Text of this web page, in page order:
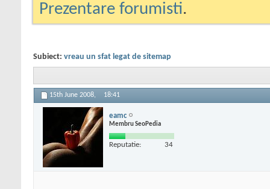
Prezentare forumisti.
Subiect: vreau un sfat legat de sitemap
15th June 2008, 18:41
eamc
Membru SeoPedia
Reputatie: 34